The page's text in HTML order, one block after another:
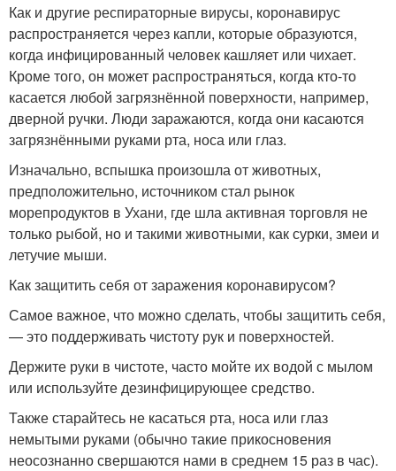
Как и другие респираторные вирусы, коронавирус
распространяется через капли, которые образуются,
когда инфицированный человек кашляет или чихает.
Кроме того, он может распространяться, когда кто-то
касается любой загрязнённой поверхности, например,
дверной ручки. Люди заражаются, когда они касаются
загрязнёнными руками рта, носа или глаз.
Изначально, вспышка произошла от животных,
предположительно, источником стал рынок
морепродуктов в Ухани, где шла активная торговля не
только рыбой, но и такими животными, как сурки, змеи и
летучие мыши.
Как защитить себя от заражения коронавирусом?
Самое важное, что можно сделать, чтобы защитить себя,
— это поддерживать чистоту рук и поверхностей.
Держите руки в чистоте, часто мойте их водой с мылом
или используйте дезинфицирующее средство.
Также старайтесь не касаться рта, носа или глаз
немытыми руками (обычно такие прикосновения
неосознанно свершаются нами в среднем 15 раз в час).